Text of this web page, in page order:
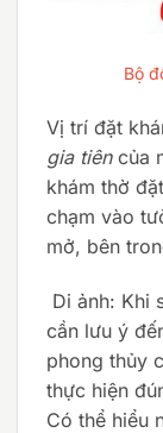
Bộ
Vị trí đặt
gia tiêncủa
khám thờ
chạm vào
mở, bên
Di ảnh: Khi
cần lưu ý
phong thủy
thực hiện
Có thể hiểu